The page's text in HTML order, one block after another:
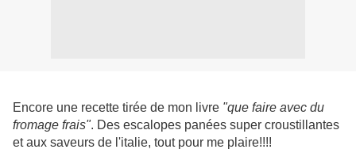
Encore une recette tirée de mon livre "que faire avec du
fromage frais". Des escalopes panées super croustillantes
et aux saveurs de l'italie, tout pour me plaire!!!!